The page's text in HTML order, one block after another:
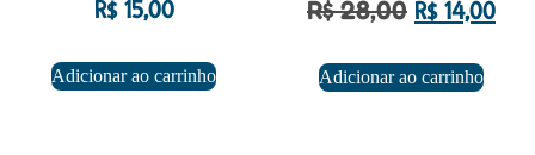
R$15,00
Adicionar ao carrinho
R$28,00 R$14,00
Adicionar ao carrinho